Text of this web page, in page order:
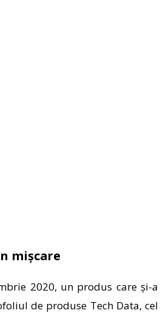
mișcare
2020, un produs care și-a
de produse Tech Data, cel